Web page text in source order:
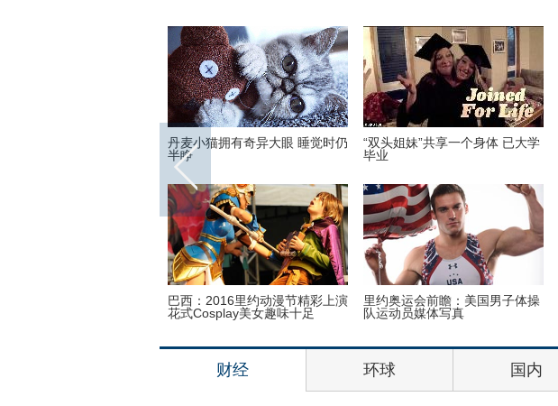
丹麦小猫拥有奇异大眼 睡觉时仍
半睁
“双头姐妹”共享一个身体 已大学
毕业
巴西：2016里约动漫节精彩上演
花式Cosplay美女趣味十足
里约奥运会前瞻：美国男子体操
队运动员媒体写真
财经 环球 国内